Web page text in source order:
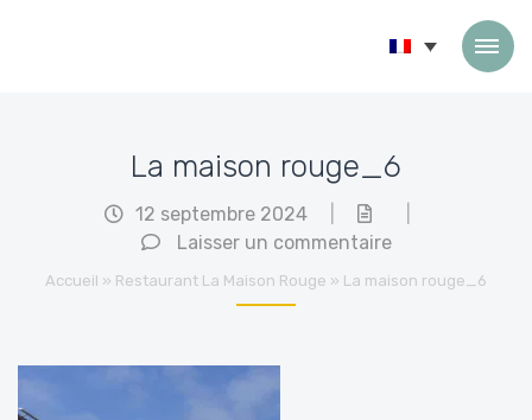
La maison rouge_6
12 septembre 2024
Laisser un commentaire
Accueil » Restaurant La Maison Rouge » La maison rouge_6